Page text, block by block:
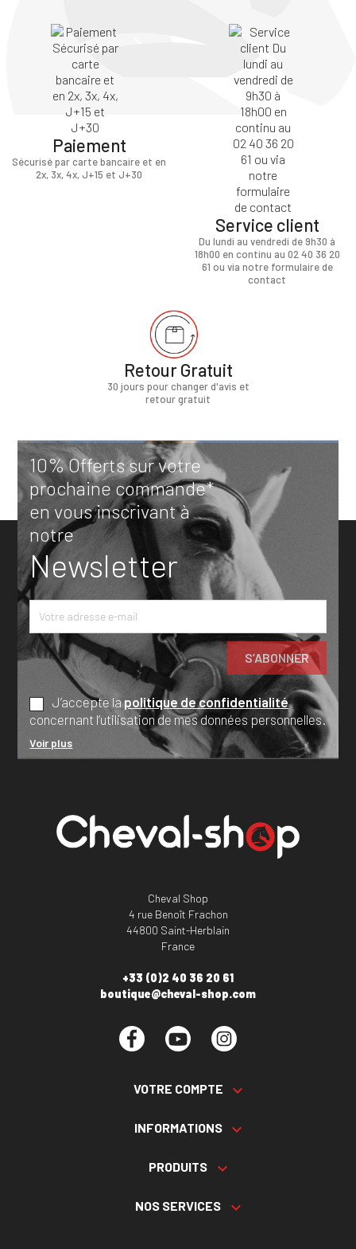
Paiement
Sécurisé par carte bancaire et en
2x, 3x, 4x, J+15 et J+30
Service client
Du lundi au vendredi de 9h30 à
18h00 en continu au 02 40 36 20
61 ou via notre formulaire de
contact
Retour Gratuit
30 jours pour changer d'avis et
retour gratuit
10% Offerts sur votre
prochaine commande*
en vous inscrivant à
notre
Newsletter
J’accepte lapolitique de confidentialité
concernant l’utilisation de mes données personnelles.
Voir plus
Cheval Shop
4 rue Benoît Frachon
44800 Saint-Herblain
France
+33 (0)2 40 36 20 61
boutique@cheval-shop.com
Facebook YouTube
VOTRE COMPTE 
INFORMATIONS 
PRODUITS 
NOS SERVICES 